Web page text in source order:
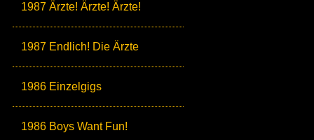
1987 Ärzte! Ärzte! Ärzte!
1987 Endlich! Die Ärzte
1986 Einzelgigs
1986 Boys Want Fun!